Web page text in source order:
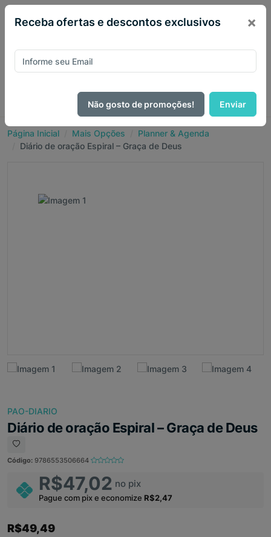
Página Inicial Mais Opções
Planner & Agenda
Diário de oração Espiral – Graça de Deus
PAO-DIARIO
Diário de oração Espiral – Graça de Deus
Código: 9786553506664
R$47,02 no pix
Pague com pix e economize R$2,47
R$49,49
Receba ofertas e descontos exclusivos ×
Não gosto de promoções! Enviar